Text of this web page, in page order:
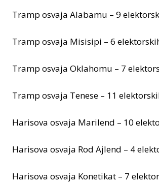
Tramp osvaja Alabamu – 9
Tramp osvaja Misisipi – 6
Tramp osvaja Oklahomu – 7
Tramp osvaja Tenese – 11
Harisova osvaja Marilend – 10
Harisova osvaja Rod Ajlend – 4
Harisova osvaja Konetikat – 7